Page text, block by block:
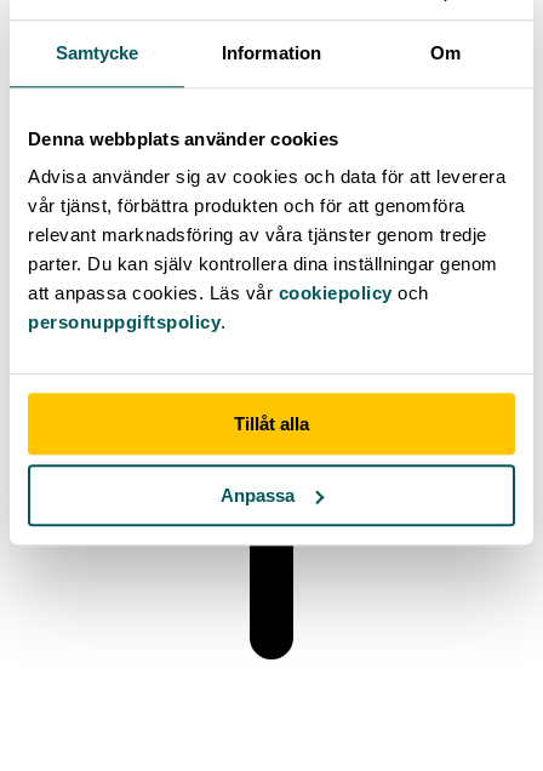
Samtycke Information Om
Denna webbplats använder cookies
Advisa använder sig av cookies och data för att leverera
vår tjänst, förbättra produkten och för att genomföra
relevant marknadsföring av våra tjänster genom tredje
parter. Du kan själv kontrollera dina inställningar genom
att anpassa cookies. Läs vår cookiepolicyoch
personuppgiftspolicy.
Tillåt alla
Anpassa
Vad är en bankdag?